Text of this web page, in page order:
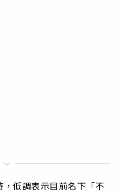
低調表示目前名下「不